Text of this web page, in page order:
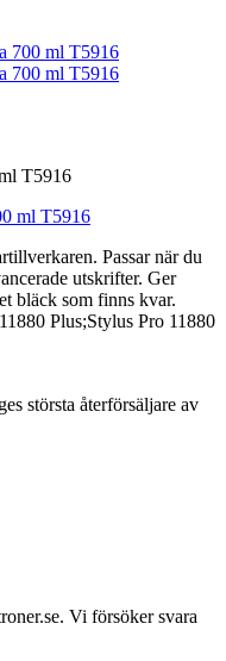
700 ml T5916
700 ml T5916
T5916
Passar när du
utskrifter. Ger
bläck som finns kvar.
Plus;Stylus Pro 11880
största återförsäljare av
Vi försöker svara